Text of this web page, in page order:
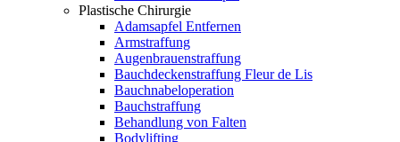
Plastische Chirurgie
Adamsapfel Entfernen
Armstraffung
Augenbrauenstraffung
Bauchdeckenstraffung Fleur de Lis
Bauchnabeloperation
Bauchstraffung
Behandlung von Falten
Bodylifting